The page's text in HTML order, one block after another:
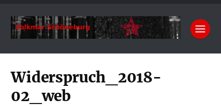
Widerspruch_2018-
02_web